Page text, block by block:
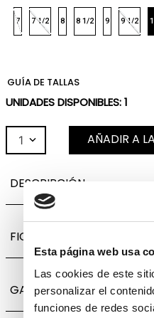
Esta página web usa
Las cookies de este
personalizar el
funciones de redes
7 7 1/2 8 8 1/2 9 9 1/2
GUÍA DE TALLAS
UNIDADES DISPONIBLES:1
1 AÑADIR A
DESCRIPCIÓN
FICHA TÉCNICA
GARANTÍA, CAMBIOS Y